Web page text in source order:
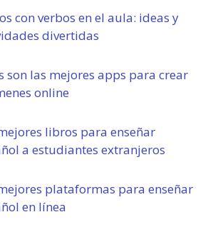
con verbos en el aula: ideas y
divertidas
son las mejores apps para crear
online
libros para enseñar
a estudiantes extranjeros
plataformas para enseñar
en línea